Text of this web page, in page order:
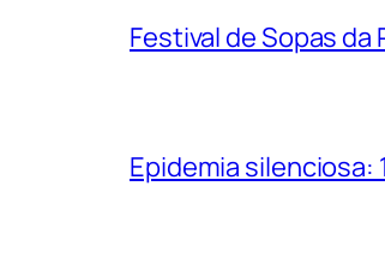
Festival de Sopas
Epidemia